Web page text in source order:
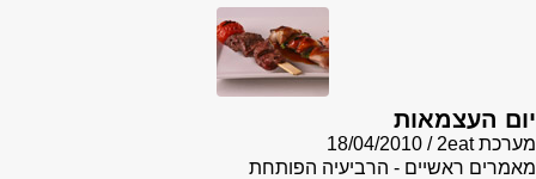
יום העצמאות
מערכת 2eat
18/04/2010
מאמרים ראשיים - הרביעיה הפותחת